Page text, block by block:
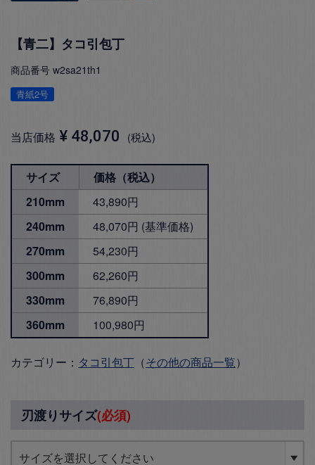
【青二】タコ引包丁
商品番号 w2sa21th1
青紙2号
当店価格 ¥ 48,070 税込
サイズ
価格（税込）
210mm
43,890円
240mm
48,070円 (基準価格)
270mm
54,230円
300mm
62,260円
330mm
76,890円
360mm
100,980円
カテゴリー： タコ引包丁 （その他の商品一覧）
刃渡りサイズ(必須)